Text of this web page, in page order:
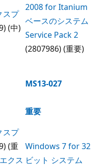
スプ
(中)
2008 for Itanium
ベースのシステム
Service Pack 2
(2807986) (重要)
MS13-027
重要
スプ
(重
クス
Windows 7 for 32
ビット システム